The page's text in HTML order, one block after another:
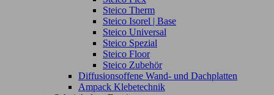
Steico Therm
Steico Isorel | Base
Steico Universal
Steico Spezial
Steico Floor
Steico Zubehör
Diffusionsoffene Wand- und Dachplatten
Ampack Klebetechnik